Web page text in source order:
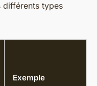
différents types
Exemple